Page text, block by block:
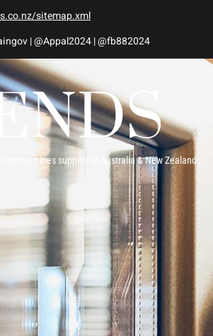
sitemap.xml
| @Appal2024 | @fb882024
machines supplier in Australia & New Zealand.